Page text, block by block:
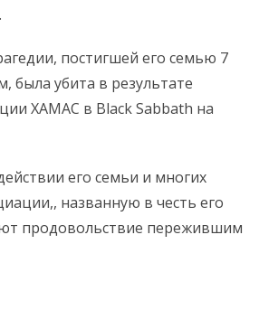
постигшей его семью 7
была убита в результате
ХАМАС в Black Sabbath на
его семьи и многих
названную в честь его
продовольствие пережившим